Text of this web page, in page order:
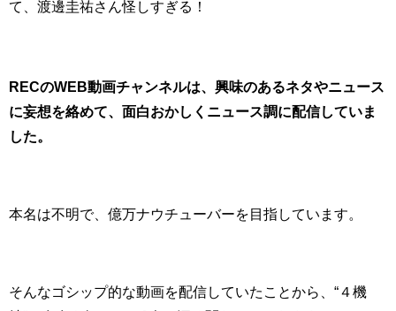
て、渡邊圭祐さん怪しすぎる！
RECのWEB動画チャンネルは、興味のあるネタやニュース
に妄想を絡めて、面白おかしくニュース調に配信していま
した。
本名は不明で、億万ナウチューバーを目指しています。
そんなゴシップ的な動画を配信していたことから、“４機